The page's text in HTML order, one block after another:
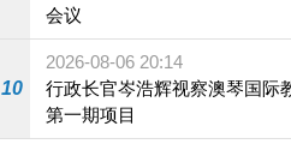
会议
10
2026-08-06 20:14
行政长官岑浩辉视察澳琴国际
第一期项目